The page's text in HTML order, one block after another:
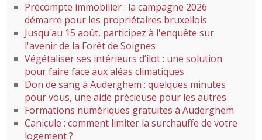
Précompte immobilier : la campagne 2026
démarre pour les propriétaires bruxellois
Jusqu'au 15 août, participez à l'enquête sur
l'avenir de la Forêt de Soignes
Végétaliser ses intérieurs d’îlot : une solution
pour faire face aux aléas climatiques
Don de sang à Auderghem : quelques minutes
pour vous, une aide précieuse pour les autres
Formations numériques gratuites à Auderghem
Canicule : comment limiter la surchauffe de votre
logement ?